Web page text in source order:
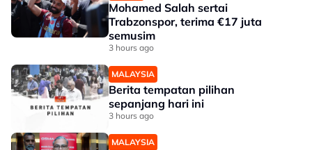
Mohamed Salah sertai
Trabzonspor, terima €17 juta
semusim
3 hours ago
MALAYSIA
Berita tempatan pilihan
sepanjang hari ini
3 hours ago
MALAYSIA